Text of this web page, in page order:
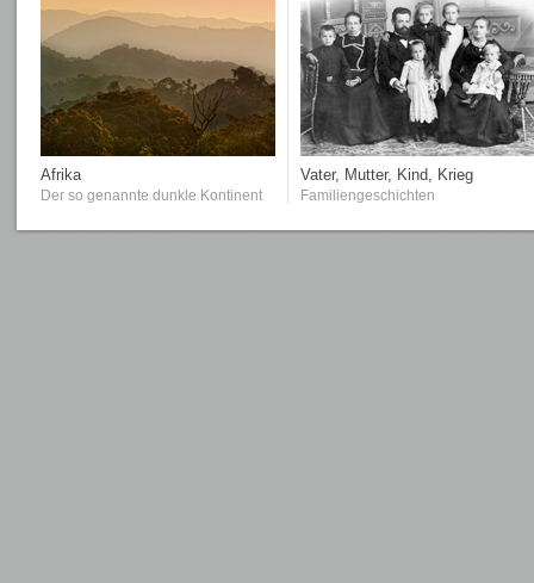
Afrika
Der so genannte dunkle Kontinent
Vater, Mutter, Kind, Krieg
Familiengeschichten